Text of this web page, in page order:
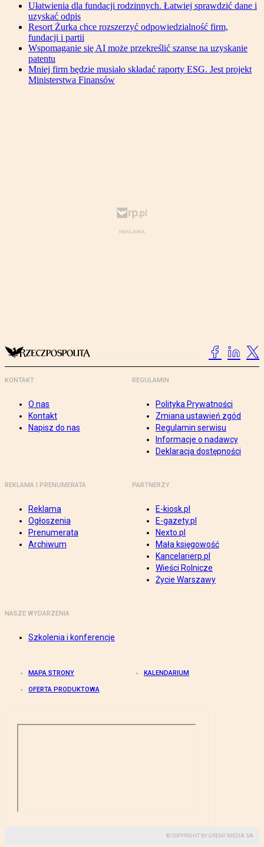
Ułatwienia dla fundacji rodzinnych. Łatwiej sprawdzić dane i
uzyskać odpis
Resort Żurka chce rozszerzyć odpowiedzialność firm,
fundacji i partii
Wspomaganie się AI może przekreślić szanse na uzyskanie
patentu
Mniej firm będzie musiało składać raporty ESG. Jest projekt
Ministerstwa Finansów
KONTAKT
O nas
Kontakt
Napisz do nas
REGULAMIN
Polityka Prywatności
Zmiana ustawień zgód
Regulamin serwisu
Informacje o nadawcy
Deklaracja dostępności
REKLAMA I PRENUMERATA
Reklama
Ogłoszenia
Prenumerata
Archiwum
PARTNERZY
E-kiosk.pl
E-gazety.pl
Nexto.pl
Mała księgowość
Kancelarierp.pl
Wieści Rolnicze
Życie Warszawy
NASZE WYDARZENIA
Szkolenia i konferencje
MAPA STRONY KALENDARIUM
OFERTA PRODUKTOWA
© COPYRIGHT BY GREMI MEDIA SA